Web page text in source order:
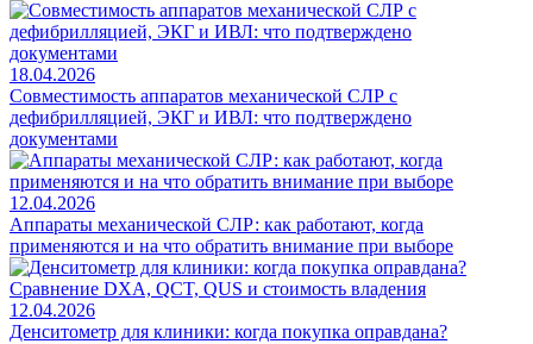
18.04.2026
Совместимость аппаратов механической СЛР с
дефибрилляцией, ЭКГ и ИВЛ: что подтверждено
документами
12.04.2026
Аппараты механической СЛР: как работают, когда
применяются и на что обратить внимание при выборе
12.04.2026
Денситометр для клиники: когда покупка оправдана?